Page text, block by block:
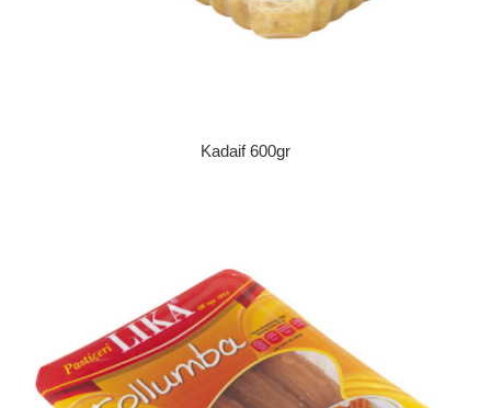
Kadaif 600gr